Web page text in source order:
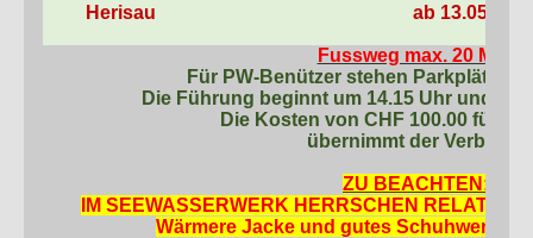
Herisau ab 13.05 Uhr
Fussweg max. 20 Min
Für PW-Benützer stehen Parkplätze
Die Führung beginnt um 14.15 Uhr und
Die Kosten von CHF 100.00 für
übernimmt der Verband.
ZU BEACHTEN:
IM SEEWASSERWERK HERRSCHEN RELATIV
Wärmere Jacke und gutes Schuhwerk